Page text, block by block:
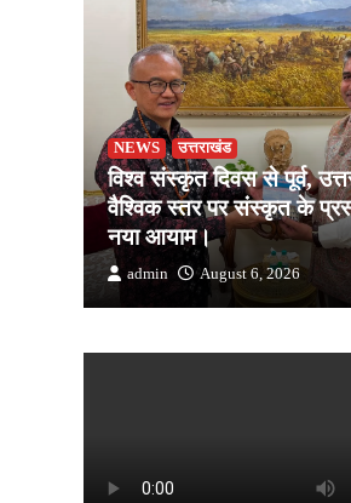
NEWS उत्तराखंड
विश्व संस्कृत दिवस से पूर्व,
वैश्विक स्तर पर संस्कृत के
नया आयाम।
admin August 6, 2026